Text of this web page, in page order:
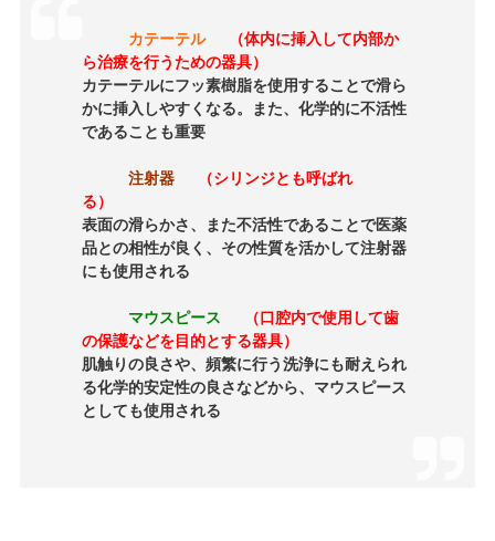
カテーテル
（体内に挿入して内部か
ら治療を行うための器具）
カテーテルにフッ素樹脂を使用することで滑ら
かに挿入しやすくなる。また、化学的に不活性
であることも重要
注射器
（シリンジとも呼ばれ
る）
表面の滑らかさ、また不活性であることで医薬
品との相性が良く、その性質を活かして注射器
にも使用される
マウスピース
（口腔内で使用して歯
の保護などを目的とする器具）
肌触りの良さや、頻繁に行う洗浄にも耐えられ
る化学的安定性の良さなどから、マウスピース
としても使用される